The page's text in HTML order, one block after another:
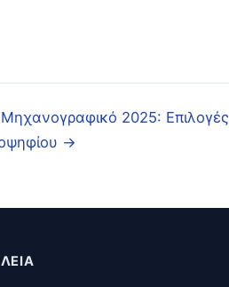
2025: Επιλογές
→